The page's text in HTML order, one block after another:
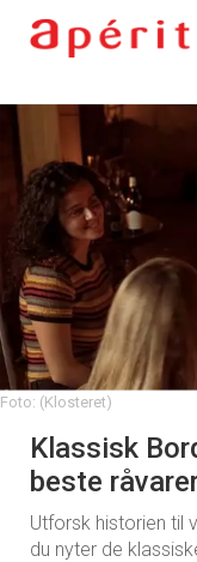
Foto: (Klosteret)
Klassisk
beste
Utforsk historien til
du nyter de